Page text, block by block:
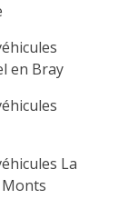
17
24
en Bray
La